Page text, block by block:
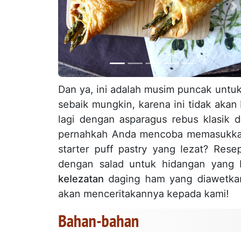
Sebelumnya
Dan ya, ini adalah musim puncak
sebaik mungkin, karena ini tidak
lagi dengan asparagus rebus klasik
pernahkah Anda mencoba
starter puff pastry yang lezat?
dengan salad untuk hidangan yang
kelezatan daging ham yang
akan menceritakannya kepada kami!
Bahan-bahan